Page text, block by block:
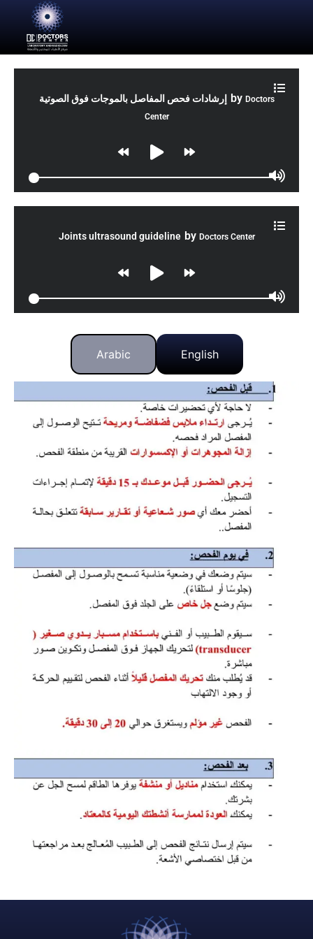
إرشادات فحص المفاصل بالموجات فوق الصوتية by Doctors
Center
Joints ultrasound guideline by Doctors Center
Arabic English